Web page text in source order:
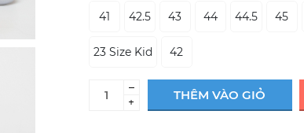
41 42.5 43 44 44.5 45
23 Size Kid 42
–
+
THÊM VÀO GIỎ